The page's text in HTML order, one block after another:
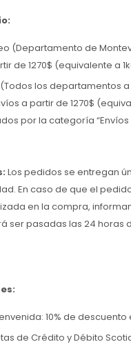
(Departamento de
de 1270$ (equivalente a
los departamentos
a partir de 1270$
por la categoría
Los pedidos se entregan
En caso de que el
en la compra,
ser pasadas las 24
10% de
de Crédito y Débito